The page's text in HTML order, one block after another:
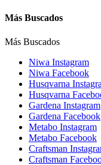
Más Buscados
Más Buscados
Niwa Instagram
Niwa Facebook
Husqvarna
Husqvarna
Gardena Instagram
Gardena Facebook
Metabo Instagram
Metabo Facebook
Craftsman
Craftsman